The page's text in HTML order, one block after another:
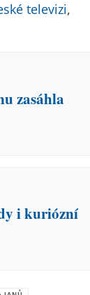
televizi,
zasáhla
i kuriózní